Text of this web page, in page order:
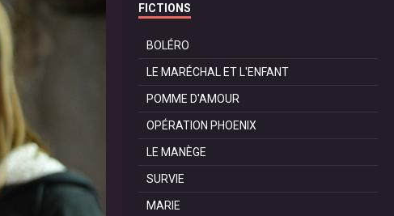
FICTIONS
BOLÉRO
LE MARÉCHAL ET L'ENFANT
POMME D'AMOUR
OPÉRATION PHOENIX
LE MANÈGE
SURVIE
MARIE